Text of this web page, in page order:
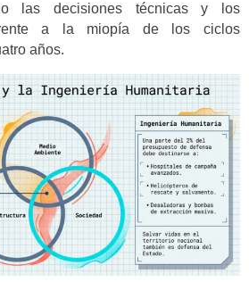
las decisiones técnicas y los
frente a la miopía de los ciclos
años.